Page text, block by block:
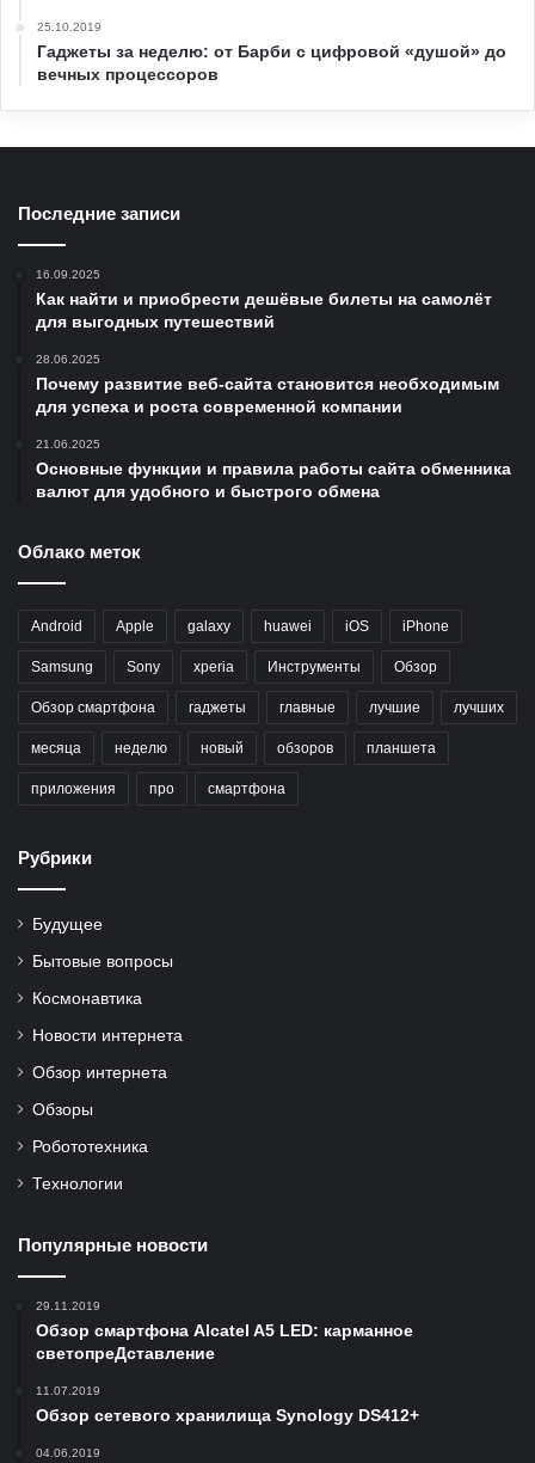
25.10.2019
Гаджеты за неделю: от Барби с цифровой «душой» до
вечных процессоров
Последние записи
16.09.2025
Как найти и приобрести дешёвые билеты на самолёт
для выгодных путешествий
28.06.2025
Почему развитие веб-сайта становится необходимым
для успеха и роста современной компании
21.06.2025
Основные функции и правила работы сайта обменника
валют для удобного и быстрого обмена
Облако меток
Android Apple galaxy huawei iOS iPhone
Samsung Sony xperia Инструменты Обзор
Обзор смартфона гаджеты главные лучшие лучших
месяца неделю новый обзоров планшета
приложения про смартфона
Рубрики
Будущее
Бытовые вопросы
Космонавтика
Новости интернета
Обзор интернета
Обзоры
Робототехника
Технологии
Популярные новости
29.11.2019
Обзор смартфона Alcatel A5 LED: карманное
светопреДставление
11.07.2019
Обзор сетевого хранилища Synology DS412+
04.06.2019